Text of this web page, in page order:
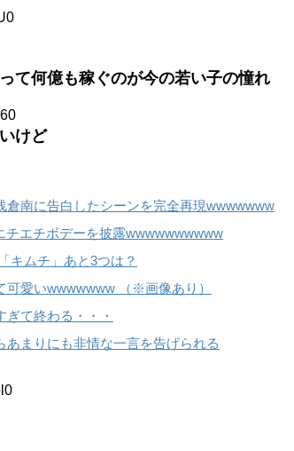
て何億も稼ぐのが今の若い子の憧れ
けど
倉南に告白したシーンを完全再現wwwwwww
チエチボデーを披露wwwwwwwwww
キムチ」あと3つは？
愛いwwwwwww （※画像あり）
ぎて終わる・・・
あまりにも非情な一言を告げられる